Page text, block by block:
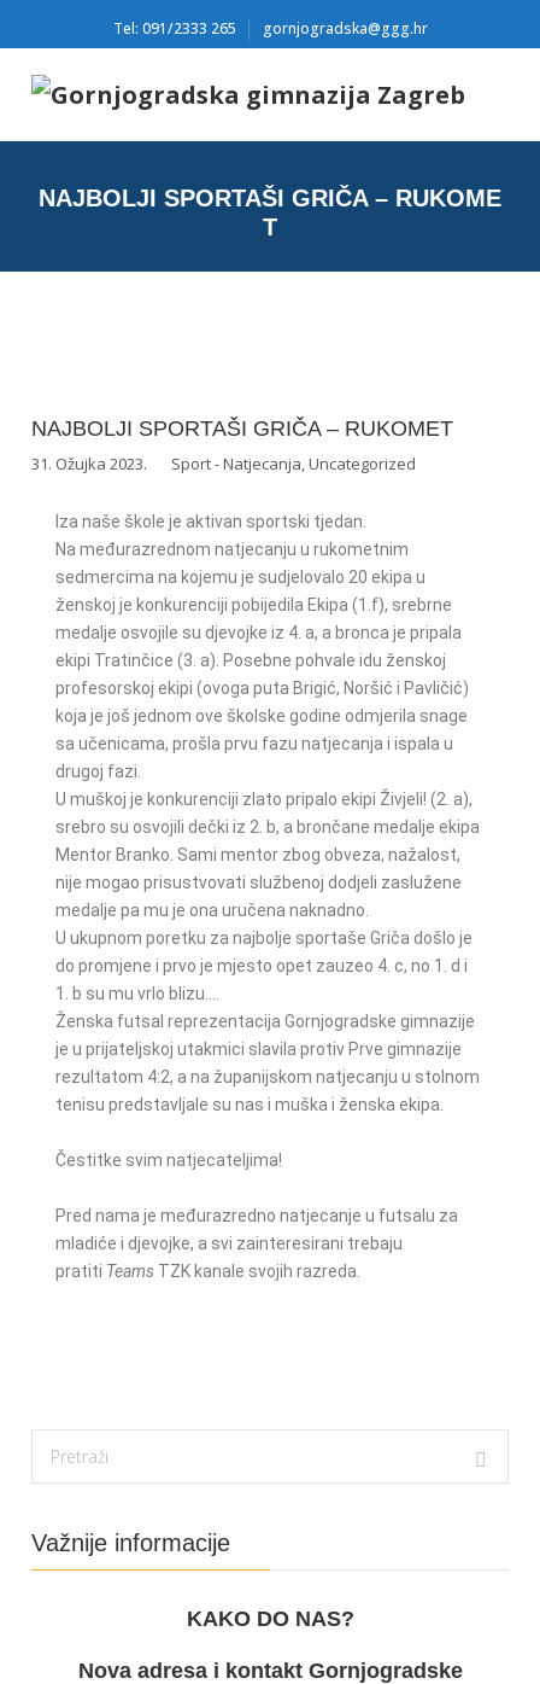
Tel: 091/2333 265 gornjogradska@ggg.hr
NAJBOLJI SPORTAŠI GRIČA – RUKOME
T
NAJBOLJI SPORTAŠI GRIČA – RUKOMET
31. Ožujka 2023. Sport - Natjecanja,Uncategorized
Iza naše škole je aktivan sportski tjedan.
Na međurazrednom natjecanju u rukometnim
sedmercima na kojemu je sudjelovalo 20 ekipa u
ženskoj je konkurenciji pobijedila Ekipa (1.f), srebrne
medalje osvojile su djevojke iz 4. a, a bronca je pripala
ekipi Tratinčice (3. a). Posebne pohvale idu ženskoj
profesorskoj ekipi (ovoga puta Brigić, Noršić i Pavličić)
koja je još jednom ove školske godine odmjerila snage
sa učenicama, prošla prvu fazu natjecanja i ispala u
drugoj fazi.
U muškoj je konkurenciji zlato pripalo ekipi Živjeli! (2. a),
srebro su osvojili dečki iz 2. b, a brončane medalje ekipa
Mentor Branko. Sami mentor zbog obveza, nažalost,
nije mogao prisustvovati službenoj dodjeli zaslužene
medalje pa mu je ona uručena naknadno.
U ukupnom poretku za najbolje sportaše Griča došlo je
do promjene i prvo je mjesto opet zauzeo 4. c, no 1. d i
1. b su mu vrlo blizu….
Ženska futsal reprezentacija Gornjogradske gimnazije
je u prijateljskoj utakmici slavila protiv Prve gimnazije
rezultatom 4:2, a na županijskom natjecanju u stolnom
tenisu predstavljale su nas i muška i ženska ekipa.
Čestitke svim natjecateljima!
Pred nama je međurazredno natjecanje u futsalu za
mladiće i djevojke, a svi zainteresirani trebaju
pratiti Teams TZK kanale svojih razreda.
Važnije informacije
KAKO DO NAS?
Nova adresa i kontakt Gornjogradske